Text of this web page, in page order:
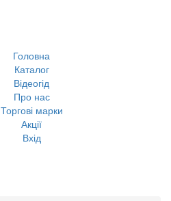
Головна
Каталог
Відеогід
Про нас
Торгові марки
Акції
Вхід